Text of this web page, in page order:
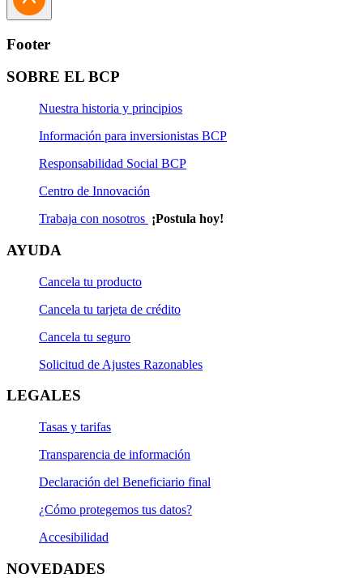
Footer
SOBRE EL BCP
Nuestra historia y principios
Información para inversionistas BCP
Responsabilidad Social BCP
Centro de Innovación
Trabaja con nosotros ¡Postula hoy!
AYUDA
Cancela tu producto
Cancela tu tarjeta de crédito
Cancela tu seguro
Solicitud de Ajustes Razonables
LEGALES
Tasas y tarifas
Transparencia de información
Declaración del Beneficiario final
¿Cómo protegemos tus datos?
Accesibilidad
NOVEDADES